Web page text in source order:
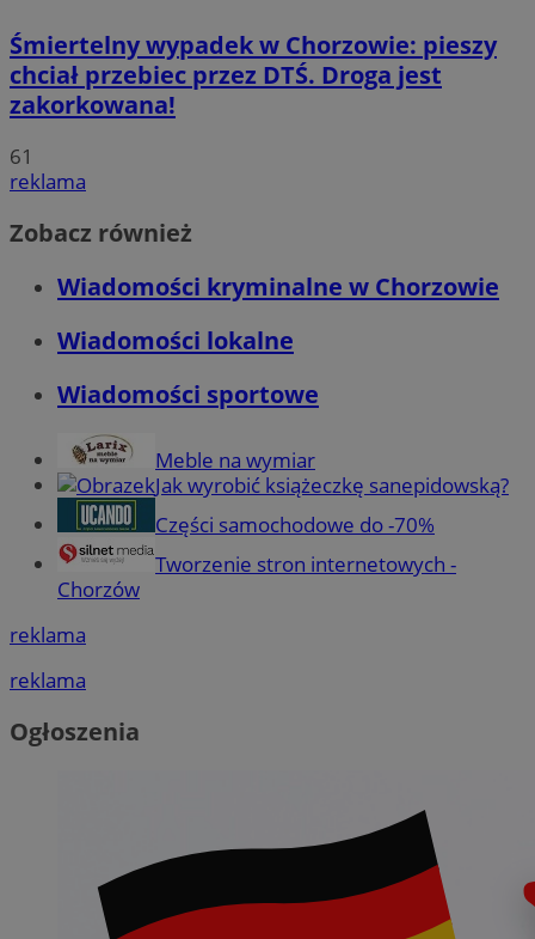
Śmiertelny wypadek w Chorzowie: pieszy
chciał przebiec przez DTŚ. Droga jest
zakorkowana!
61
reklama
Zobacz również
Wiadomości kryminalne w Chorzowie
Wiadomości lokalne
Wiadomości sportowe
Meble na wymiar
Jak wyrobić książeczkę sanepidowską?
Części samochodowe do -70%
Tworzenie stron internetowych -
Chorzów
reklama
reklama
Ogłoszenia